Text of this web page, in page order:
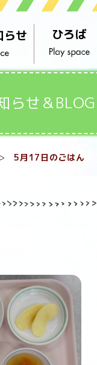
せ ひろば
らせ＆BLOG
5月17日のごはん